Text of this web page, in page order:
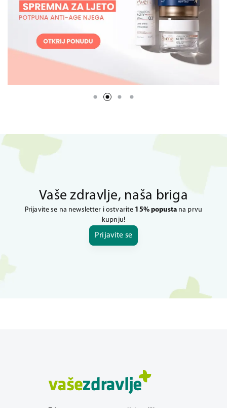
Vaše zdravlje, naša briga
Prijavite se na newsletter i ostvarite 15% popustana prvu
kupnju!
Prijavite se